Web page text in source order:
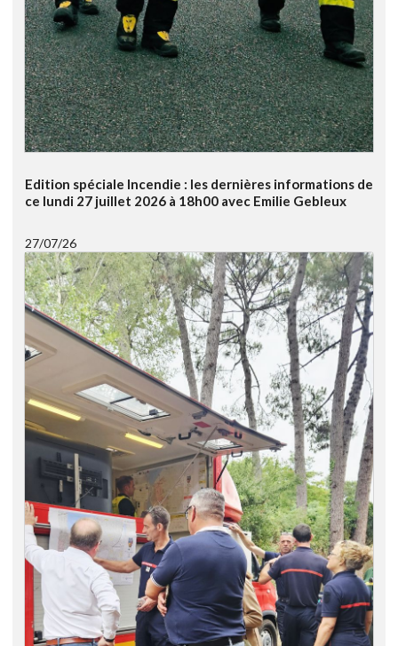
Edition spéciale Incendie : les dernières informations de
ce lundi 27 juillet 2026 à 18h00 avec Emilie Gebleux
27/07/26